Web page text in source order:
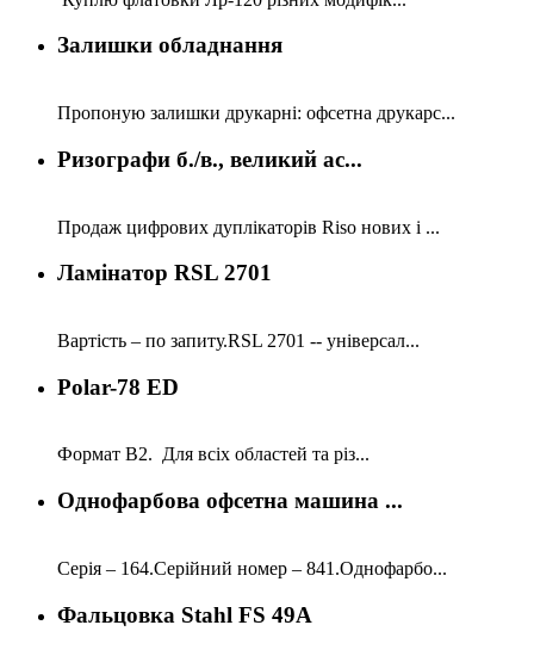
Залишки обладнання
Пропоную залишки друкарні: офсетна друкарс...
Ризографи б./в., великий ас...
Продаж цифрових дуплікаторів Riso нових і ...
Ламінатор RSL 2701
Вартість – по запиту.RSL 2701 -- універсал...
Polar-78 ED
Формат В2. Для всіх областей та різ...
Однофарбова офсетна машина ...
Серія – 164.Серійний номер – 841.Однофарбо...
Фальцовка Stahl FS 49A